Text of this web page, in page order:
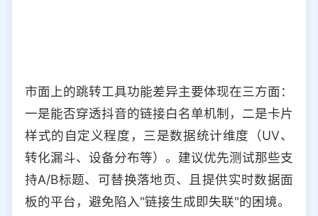
市面上的跳转工具功能差异主要体现在三方面：
一是能否穿透抖音的链接白名单机制，二是卡片
样式的自定义程度，三是数据统计维度（UV、
转化漏斗、设备分布等）。建议优先测试那些支
持A/B标题、可替换落地页、且提供实时数据面
板的平台，避免陷入"链接生成即失联"的困境。